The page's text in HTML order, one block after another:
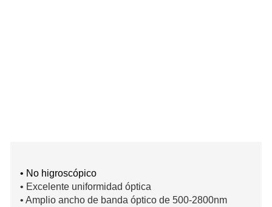
• No higroscópico
• Excelente uniformidad óptica
• Amplio ancho de banda óptico de 500-2800nm